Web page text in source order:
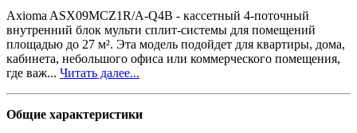
Axioma ASX09MCZ1R/A-Q4B - кассетный 4-поточный
внутренний блок мульти сплит-системы для помещений
площадью до 27 м². Эта модель подойдет для квартиры, дома,
кабинета, небольшого офиса или коммерческого помещения,
где важ... Читать далее...
Общие характеристики